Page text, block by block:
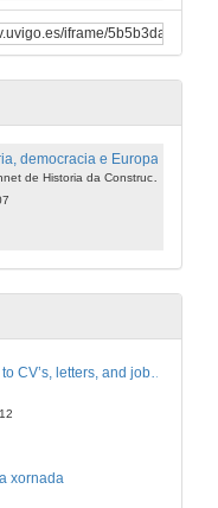
democracia e Europa
xornada